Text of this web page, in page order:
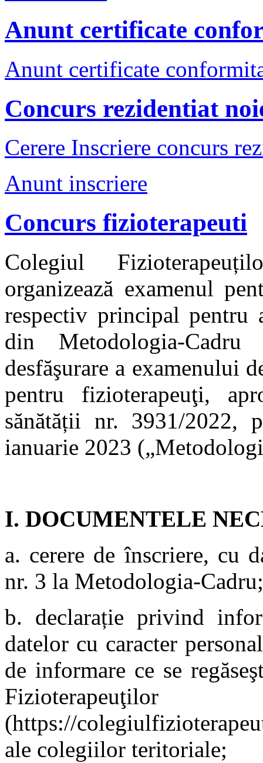
Anunt certificate
Anunt certificate
Concurs rezidentiat
Cerere Inscriere concurs
Anunt inscriere
Concurs fizioterapeuti
Colegiul
organizează examenul
respectiv principal pentru
din Metodologia-
desfăşurare a examenului
pentru fizioterapeuţi,
sănătății nr. 3931/
ianuarie 2023
I. DOCUMENTELE
a. cerere de înscriere, cu
nr. 3 la Metodologia-Cadru;
b. declarație privind
datelor cu caracter
de informare ce se
(https://
ale colegiilor teritoriale;